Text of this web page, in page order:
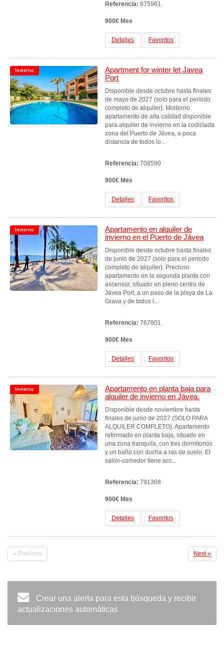
Referencia: 675961
900€ Mes
Detalles Favoritos
Invierno
Apartment for winter let Javea
Port
Disponible desde octubre hasta finales
de mayo de 2027 (solo para el periodo
completo de alquiler). Moderno
apartamento de alta calidad disponible
para alquiler de invierno en la codiciada
zona del Puerto de Jávea, a poca
distancia de todos lo...
Referencia: 708590
900€ Mes
Detalles Favoritos
Invierno
Apartamento en alquiler de
invierno en el Puerto de Jávea
Disponible desde octubre hasta finales
de junio de 2027 (solo para el período
completo de alquiler). Precioso
apartamento en la segunda planta con
ascensor, situado en pleno centro de
Jávea Port, a un paso de la playa de La
Grava y de todos l...
Referencia: 767801
900€ Mes
Detalles Favoritos
Invierno
Apartamento en planta baja para
alquiler de invierno en Jávea.
Disponible desde noviembre hasta
finales de junio de 2027 (SOLO PARA
ALQUILER COMPLETO). Apartamento
reformado en planta baja, situado en
una zona tranquila, con tres dormitorios
y un baño con ducha a ras de suelo. El
salón-comedor tiene acc...
Referencia: 791368
900€ Mes
Detalles Favoritos
« Previous Next »
Crear una alerta para esta búsqueda y recibir
actualizaciones automáticas